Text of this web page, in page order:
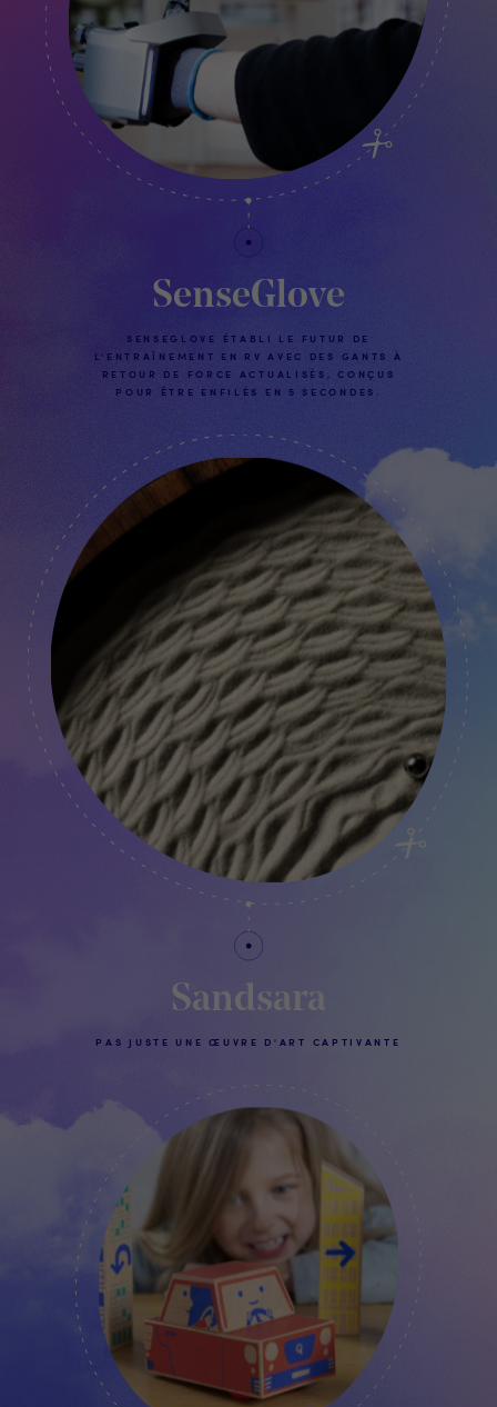
SenseGlove
SENSEGLOVE ÉTABLI LE FUTUR DE
L'ENTRAÎNEMENT EN RV AVEC DES GANTS À
RETOUR DE FORCE ACTUALISÉS, CONÇUS
POUR ÊTRE ENFILÉS EN 5 SECONDES.
Sandsara
PAS JUSTE UNE ŒUVRE D'ART CAPTIVANTE